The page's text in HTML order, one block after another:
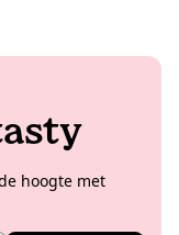
hoogte met